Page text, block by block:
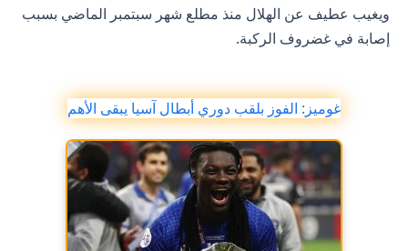
ويغيب عطيف عن الهلال منذ مطلع شهر سبتمبر الماضي بسبب
إصابة في غضروف الركبة.
غوميز: الفوز بلقب دوري أبطال آسيا يبقى الأهم